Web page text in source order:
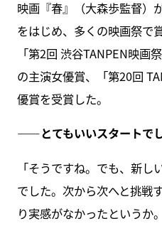
映画『春』（大森歩監督）
をはじめ、多くの映画祭で
「第2回 渋谷TANPEN映画
の主演女優賞、「第20回
優賞を受賞した。
――とてもいいスタートでし
「そうですね。でも、新
でした。次から次へと挑戦
り実感がなかったというか